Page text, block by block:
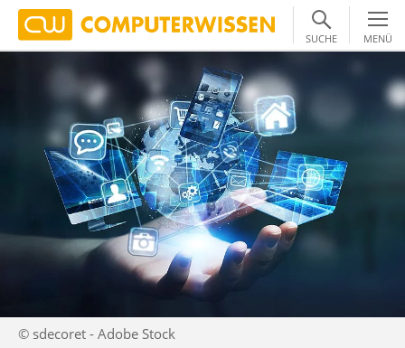
SUCHE MENÜ
© sdecoret - Adobe Stock